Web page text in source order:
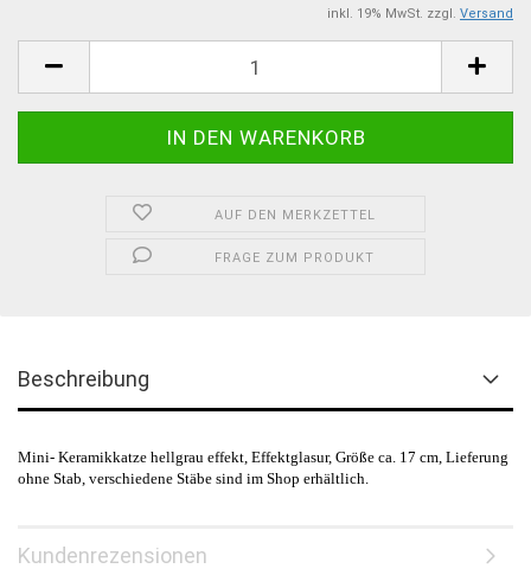
inkl. 19% MwSt. zzgl. Versand
AUF DEN MERKZETTEL
FRAGE ZUM PRODUKT
Beschreibung
Mini- Keramikkatze hellgrau effekt, Effektglasur, Größe ca. 17 cm, Lieferung
ohne Stab, verschiedene Stäbe sind im Shop erhältlich.
Kundenrezensionen